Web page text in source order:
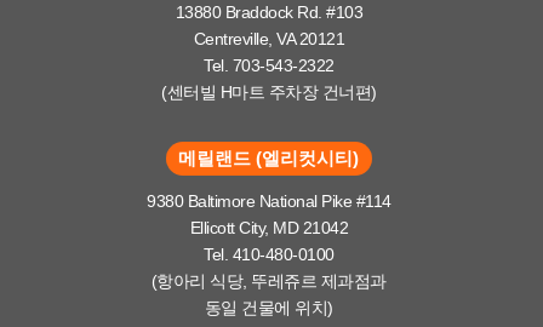
13880 Braddock Rd. #103
Centreville, VA 20121
Tel. 703-543-2322
(센터빌 H마트 주차장 건너편)
메릴랜드 (엘리컷시티)
9380 Baltimore National Pike #114
Ellicott City, MD 21042
Tel. 410-480-0100
(항아리 식당, 뚜레쥬르 제과점과
동일 건물에 위치)